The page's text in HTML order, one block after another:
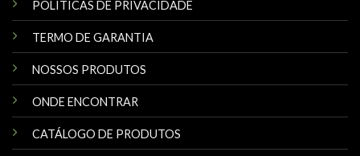
POLÍTICAS DE PRIVACIDADE
TERMO DE GARANTIA
NOSSOS PRODUTOS
ONDE ENCONTRAR
CATÁLOGO DE PRODUTOS